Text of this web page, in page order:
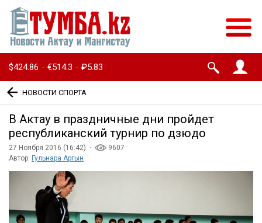
$424.86 · €514.3 · ₽5.83
НОВОСТИ СПОРТА
В Актау в праздничные дни пройдет
республиканский турнир по дзюдо
27 Ноября 2016 (16:42) ·
9607
Автор: Гульнара Аргын